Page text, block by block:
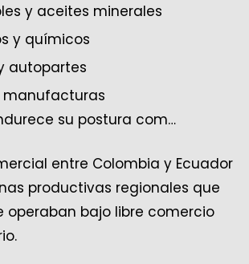
y aceites minerales
y químicos
autopartes
manufacturas
su postura com…
entre Colombia y Ecuador
productivas regionales que
operaban bajo libre comercio